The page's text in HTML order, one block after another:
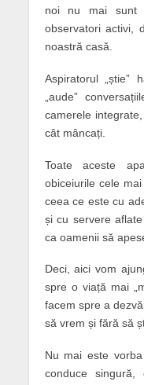
noi nu mai sunt
observatori activi,
noastră casă.
Aspiratorul „știe”
„aude”
camerele
cât mâncați.
Toate aceste
obiceiurile cele
ceea ce este cu
și cu servere
ca oamenii să
Deci, aici vom
spre o viață mai
facem spre a
să vrem și fără să
Nu mai este
conduce